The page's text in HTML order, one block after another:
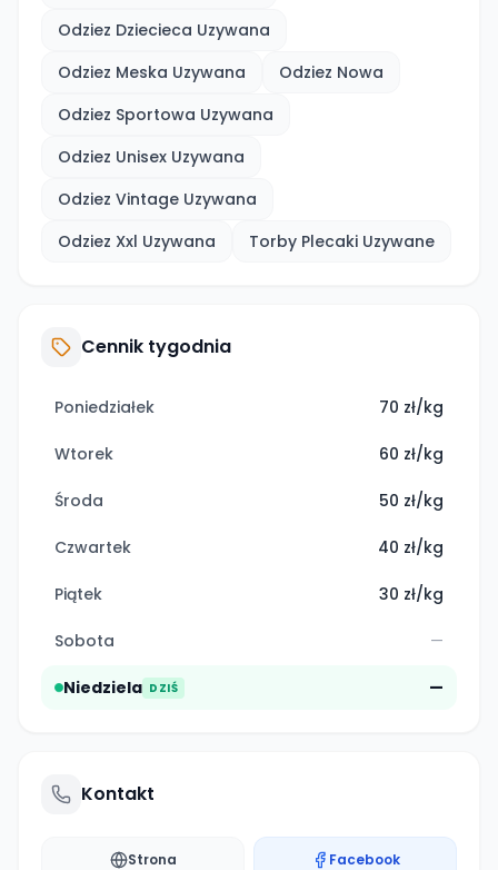
Odziez Dziecieca Uzywana
Odziez Meska Uzywana
Odziez Nowa
Odziez Sportowa Uzywana
Odziez Unisex Uzywana
Odziez Vintage Uzywana
Odziez Xxl Uzywana
Torby Plecaki Uzywane
Cennik tygodnia
Poniedziałek 70 zł/kg
Wtorek 60 zł/kg
Środa 50 zł/kg
Czwartek 40 zł/kg
Piątek 30 zł/kg
Sobota —
Niedziela DZIŚ —
Kontakt
Strona Facebook